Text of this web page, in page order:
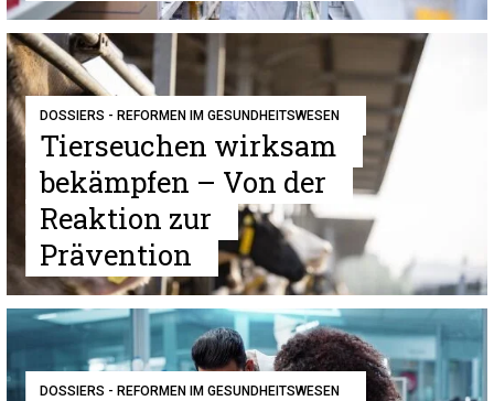
DOSSIERS - REFORMEN IM GESUNDHEITSWESEN
Tierseuchen wirksam
bekämpfen – Von der
Reaktion zur
Prävention
DOSSIERS - REFORMEN IM GESUNDHEITSWESEN